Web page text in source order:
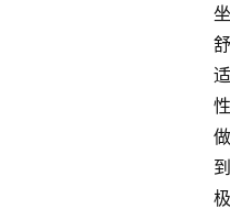
坐
舒
适
性
做
到
极